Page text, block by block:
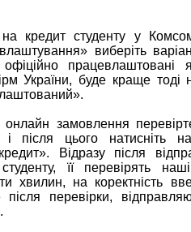
кредит студенту у
виберіть
працевлаштовані
України, буде краще тоді
замовлення
після цього натисніть
Відразу після
її перевірять
хвилин, на коректність
перевірки,